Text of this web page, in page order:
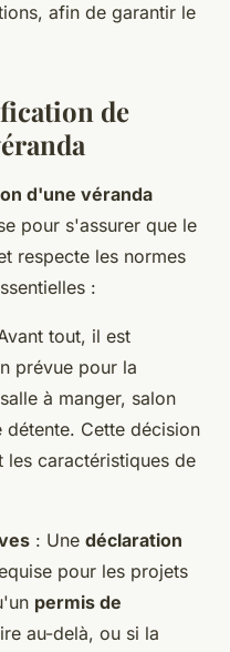
afin de garantir le
de
d'une véranda
pour s'assurer que le
respecte les normes
:
tout, il est
prévue pour la
à manger, salon
détente. Cette décision
les caractéristiques de
: Une déclaration
pour les projets
permis de
au-delà, ou si la